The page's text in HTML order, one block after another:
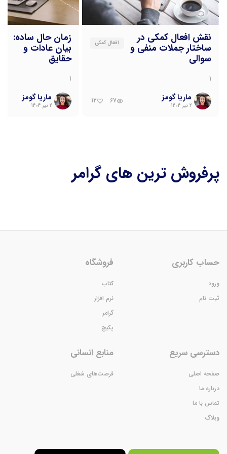
نقش افعال کمکی در
ساختار جملات منفی و
سوالی
افعال کمکی
1
ماریا گومز
2 تیر 1404
remove_red_eye
67
favorite_border
12
زمان حال ساده:
بیان عادات و
حقایق
1
ماریا گومز
2 تیر 1404
پرفروش ترین های گرامر
حساب کاربری
ورود
ثبت نام
فروشگاه
کتاب
نرم افزار
گرامر
پکیج
دسترسی سریع
صفحه اصلی
درباره ما
تماس با ما
وبلاگ
منابع انسانی
فرصت‌های شغلی